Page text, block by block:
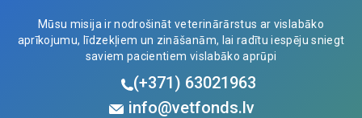
8
cm
Mūsu misija ir nodrošināt veterinārārstus ar vislabāko
aprīkojumu, līdzekļiem un zināšanām, lai radītu iespēju sniegt
saviem pacientiem vislabāko aprūpi
(+371) 63021963
info@vetfonds.lv